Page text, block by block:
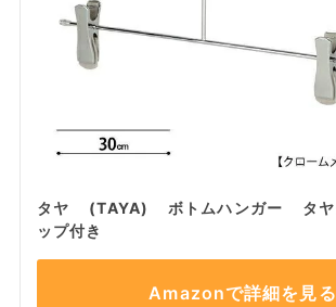
タヤ (TAYA) ボトムハンガー タヤ
ップ付き
Amazonで詳細を見る